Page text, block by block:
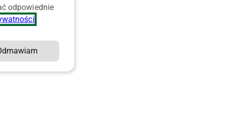
odpowiednie